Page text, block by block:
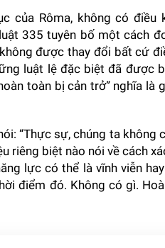
của Rôma, không có điều
335 tuyên bố một cách
được thay đổi bất cứ
luật lệ đặc biệt đã được
toàn bị cản trở” nghĩa là
“Thực sự, chúng ta không
riêng biệt nào nói về cách
lực có thể là vĩnh viễn
điểm đó. Không có gì.